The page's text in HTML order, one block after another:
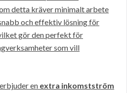
detta kräver minimalt arbete
och effektiv lösning för
gör den perfekt för
som vill
en extra inkomstström